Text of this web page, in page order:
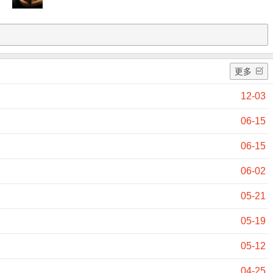
更多
12-03
06-15
06-15
06-02
05-21
05-19
05-12
04-25